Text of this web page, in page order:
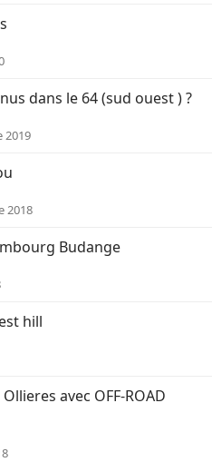
dans le 64 (sud ouest ) ?
2019
2018
Budange
hill
avec OFF-ROAD